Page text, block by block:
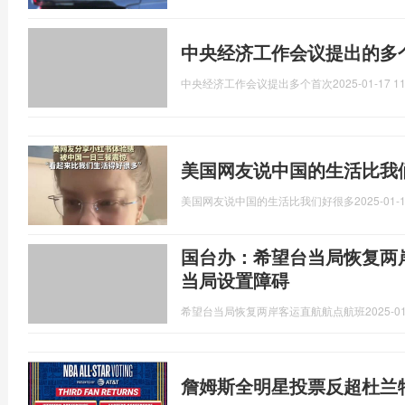
中央经济工作会议提出的
中央经济工作会议提出多个首次2025-01-17
美国网友说中国的生活比
美国网友说中国的生活比我们好很多2025-01-
国台办：希望台当局恢复
当局设置障碍
希望台当局恢复两岸客运直航航点航班2025-
詹姆斯全明星投票反超杜